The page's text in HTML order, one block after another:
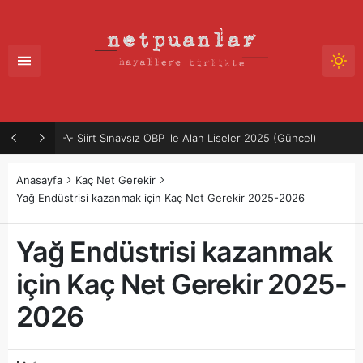
Siirt Sınavsız OBP ile Alan Liseler 2025 (Güncel)
Anasayfa
Kaç Net Gerekir
Yağ Endüstrisi kazanmak için Kaç Net Gerekir 2025-2026
Yağ Endüstrisi kazanmak
için Kaç Net Gerekir 2025-
2026